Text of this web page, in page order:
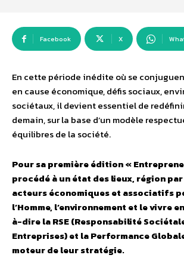
Facebook X
En cette période inédite où se
en cause économique, défis sociaux,
sociétaux, il devient essentiel de
demain, sur la base d’un modèle
équilibres de la société.
Pour sa première édition«
procédé à un état des lieux, région
acteurs économiques et associatifs
l’Homme, l’environnement et le vivre
à-dire la RSE (Responsabilité
Entreprises) et la Performance
moteur de leur stratégie.